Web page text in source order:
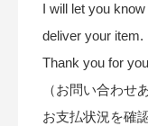
I will let you
deliver your item.
Thank you for
（お問い合わせ
お支払状況を確